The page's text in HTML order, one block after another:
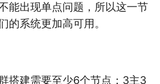
能出现单点问题，所以这一节
的系统更加高可用。
搭建需要至少6个节点：3主3